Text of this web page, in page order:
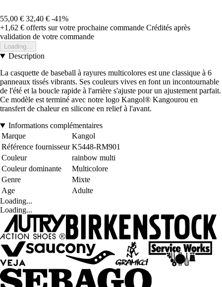
55,00 € 32,40 € -41%
+1,62 € offerts sur votre prochaine commande Crédités après
validation de votre commande
Loading...
Description
La casquette de baseball à rayures multicolores est une classique à 6
panneaux tissés vibrants. Ses couleurs vives en font un incontournable
de l'été et la boucle rapide à l'arrière s'ajuste pour un ajustement parfait.
Ce modèle est terminé avec notre logo Kangol® Kangourou en
transfert de chaleur en silicone en relief à l'avant.
Informations complémentaires
Marque
Kangol
Référence fournisseur K5448-RM901
Couleur
rainbow multi
Couleur dominante
Multicolore
Genre
Mixte
Age
Adulte
Loading...
Loading...